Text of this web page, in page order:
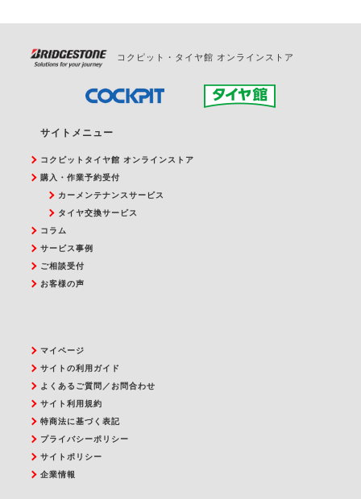
コクピット・タイヤ館 オンラインストア
サイトメニュー
コクピットタイヤ館 オンラインストア
購入・作業予約受付
カーメンテナンスサービス
タイヤ交換サービス
コラム
サービス事例
ご相談受付
お客様の声
マイページ
サイトの利用ガイド
よくあるご質問／お問合わせ
サイト利用規約
特商法に基づく表記
プライバシーポリシー
サイトポリシー
企業情報